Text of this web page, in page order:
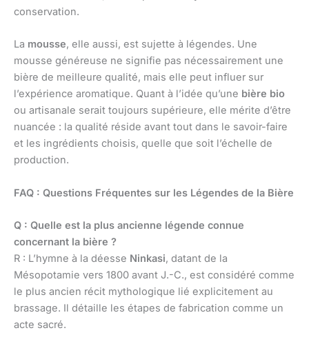
conservation.
La mousse, elle aussi, est sujette à légendes. Une
mousse généreuse ne signifie pas nécessairement une
bière de meilleure qualité, mais elle peut influer sur
l’expérience aromatique. Quant à l’idée qu’une bière bio
ou artisanale serait toujours supérieure, elle mérite d’être
nuancée : la qualité réside avant tout dans le savoir-faire
et les ingrédients choisis, quelle que soit l’échelle de
production.
FAQ : Questions Fréquentes sur les Légendes de la Bière
Q : Quelle est la plus ancienne légende connue
concernant la bière ?
R : L’hymne à la déesse Ninkasi, datant de la
Mésopotamie vers 1800 avant J.-C., est considéré comme
le plus ancien récit mythologique lié explicitement au
brassage. Il détaille les étapes de fabrication comme un
acte sacré.